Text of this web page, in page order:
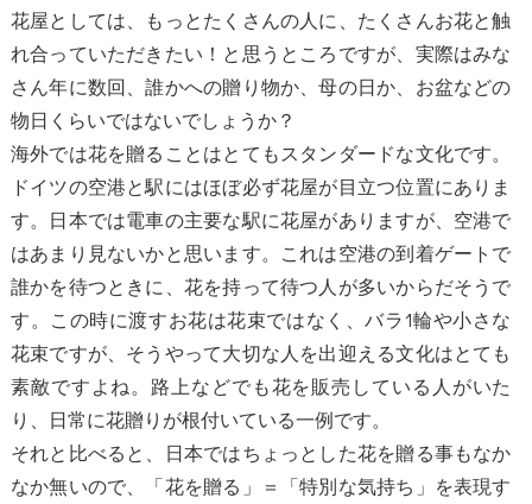
花屋としては、もっとたくさんの人に、たくさんお花と触
れ合っていただきたい！と思うところですが、実際はみな
さん年に数回、誰かへの贈り物か、母の日か、お盆などの
物日くらいではないでしょうか？
海外では花を贈ることはとてもスタンダードな文化です。
ドイツの空港と駅にはほぼ必ず花屋が目立つ位置にありま
す。日本では電車の主要な駅に花屋がありますが、空港で
はあまり見ないかと思います。これは空港の到着ゲートで
誰かを待つときに、花を持って待つ人が多いからだそうで
す。この時に渡すお花は花束ではなく、バラ1輪や小さな
花束ですが、そうやって大切な人を出迎える文化はとても
素敵ですよね。路上などでも花を販売している人がいた
り、日常に花贈りが根付いている一例です。
それと比べると、日本ではちょっとした花を贈る事もなか
なか無いので、「花を贈る」＝「特別な気持ち」を表現す